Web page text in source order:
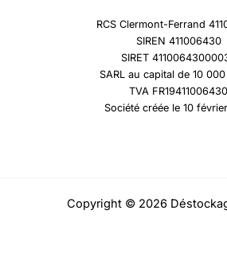
RCS Clermont-Ferrand
SIREN 411006430
SIRET
SARL au capital de 10
TVA FR19411006430
Société créée le 10
Copyright © 2026